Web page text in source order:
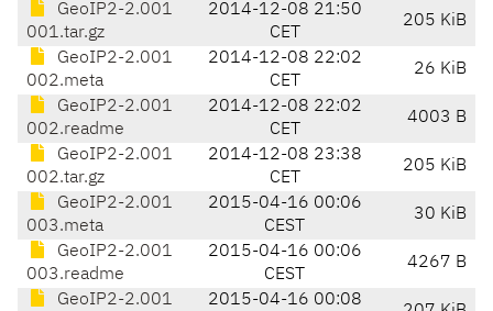
GeoIP2-2.001
001.tar.gz
2014-12-08 21:50
CET
205 KiB
GeoIP2-2.001
002.meta
2014-12-08 22:02
CET
26 KiB
GeoIP2-2.001
002.readme
2014-12-08 22:02
CET
4003 B
GeoIP2-2.001
002.tar.gz
2014-12-08 23:38
CET
205 KiB
GeoIP2-2.001
003.meta
2015-04-16 00:06
CEST
30 KiB
GeoIP2-2.001
003.readme
2015-04-16 00:06
CEST
4267 B
GeoIP2-2.001 2015-04-16 00:08